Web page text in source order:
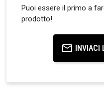
Puoi essere il primo a
prodotto!
INVIACI